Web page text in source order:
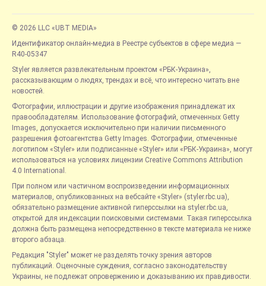
© 2026 LLC «UBT MEDIA»
Идентификатор онлайн-медиа в Реестре субъектов в сфере медиа —
R40-05347
Styler является развлекательным проектом «РБК-Украина»,
рассказывающим о людях, трендах и всё, что интересно читать вне
новостей.
Фотографии, иллюстрации и другие изображения принадлежат их
правообладателям. Использование фотографий, отмеченных Getty
Images, допускается исключительно при наличии письменного
разрешения фотоагентства Getty Images. Фотографии, отмеченные
логотипом «Styler» или подписанные «Styler» или «РБК-Украина», могут
использоваться на условиях лицензии Creative Commons Attribution
4.0 International.
При полном или частичном воспроизведении информационных
материалов, опубликованных на вебсайте «Styler» (styler.rbc.ua),
обязательно размещение активной гиперссылки на styler.rbc.ua,
открытой для индексации поисковыми системами. Такая гиперссылка
должна быть размещена непосредственно в тексте материала не ниже
второго абзаца.
Редакция "Styler" может не разделять точку зрения авторов
публикаций. Оценочные суждения, согласно законодательству
Украины, не подлежат опровержению и доказыванию их правдивости.